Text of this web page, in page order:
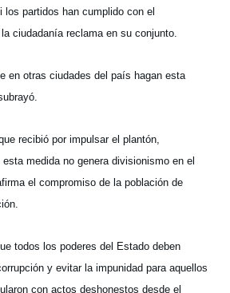
los partidos han cumplido con el
ciudadanía reclama en su conjunto.
en otras ciudades del país hagan esta
recibió por impulsar el plantón,
medida no genera divisionismo en el
el compromiso de la población de
todos los poderes del Estado deben
y evitar la impunidad para aquellos
con actos deshonestos desde el